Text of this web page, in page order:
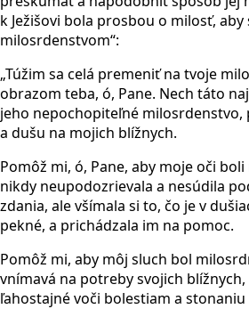
k Ježišovi bola prosbou o milosť, aby
milosrdenstvom“:
„Túžim sa celá premeniť na tvoje
obrazom teba, ó, Pane. Nech táto
jeho nepochopiteľné milosrdenstvo,
a dušu na mojich blížnych.
Pomôž mi, ó, Pane, aby moje oči
nikdy neupodozrievala a nesúdila
zdania, ale všímala si to, čo je v
pekné, a prichádzala im na pomoc.
Pomôž mi, aby môj sluch bol
vnímavá na potreby svojich
ľahostajné voči bolestiam a stonaniu